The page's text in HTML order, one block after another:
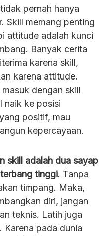
pernah hanya
Skill memang penting
attitude adalah kunci
Banyak cerita
karena skill,
karena attitude.
dengan skill
naik ke posisi
positif, mau
kepercayaan.
skill adalah dua sayap
tinggi. Tanpa
timpang. Maka,
diri, jangan
teknis. Latih juga
Karena pada dunia